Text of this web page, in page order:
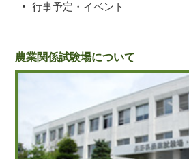
行事予定・イベント
農業関係試験場について